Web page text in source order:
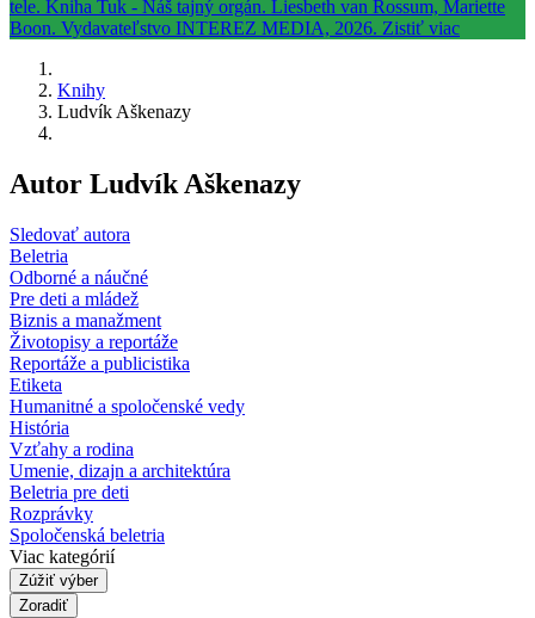
Knihy
Ludvík Aškenazy
Autor Ludvík Aškenazy
Sledovať autora
Beletria
Odborné a náučné
Pre deti a mládež
Biznis a manažment
Životopisy a reportáže
Reportáže a publicistika
Etiketa
Humanitné a spoločenské vedy
História
Vzťahy a rodina
Umenie, dizajn a architektúra
Beletria pre deti
Rozprávky
Spoločenská beletria
Viac kategórií
Zúžiť výber
Zoradiť